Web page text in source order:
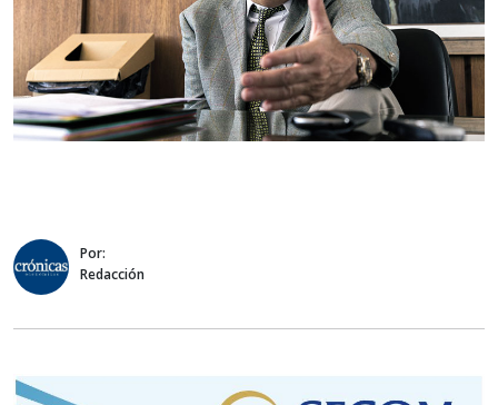
Por:
Redacción